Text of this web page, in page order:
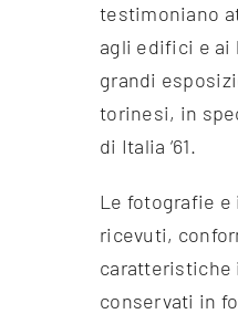
testimoniano
agli edifici e ai
grandi
torinesi, in
di Italia ‘61.
Le fotografie e
ricevuti,
caratteristiche
conservati in